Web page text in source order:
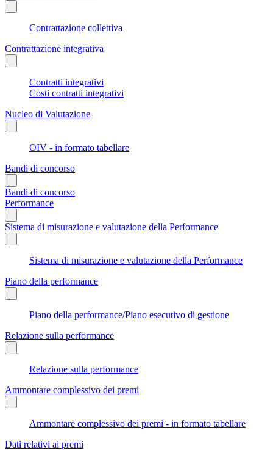
Contrattazione collettiva
Contrattazione integrativa
Contratti integrativi
Costi contratti integrativi
Nucleo di Valutazione
OIV - in formato tabellare
Bandi di concorso
Bandi di concorso
Performance
Sistema di misurazione e valutazione della Performance
Sistema di misurazione e valutazione della Performance
Piano della performance
Piano della performance/Piano esecutivo di gestione
Relazione sulla performance
Relazione sulla performance
Ammontare complessivo dei premi
Ammontare complessivo dei premi - in formato tabellare
Dati relativi ai premi